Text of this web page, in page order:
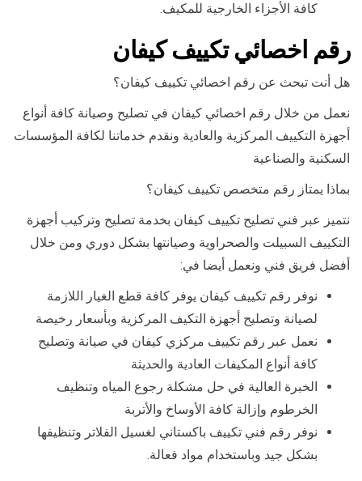
كافة الأجزاء الخارجية للمكيف.
رقم اخصائي تكييف كيفان
هل أنت تبحث عن رقم اخصائي تكييف كيفان؟
نعمل من خلال رقم اخصائي كيفان في تصليح وصيانة كافة أنواع
أجهزة التكييف المركزية والعادية ونقدم خدماتنا لكافة المؤسسات
السكنية والصناعية
بماذا يمتاز رقم متخصص تكييف كيفان؟
نتميز عبر فني تصليح تكييف كيفان بخدمة تصليح وتركيب أجهزة
التكييف السبيلت والصحراوية وصيانتها بشكل دوري ومن خلال
أفضل فريق فني ونعمل أيضا في:
نوفر رقم تكييف كيفان يوفر كافة قطع الغيار اللازمة
لصيانة وتصليح أجهزة التكيف المركزية وبأسعار رخيصة
نعمل عبر رقم تكييف مركزي كيفان في صيانة وتصليح
كافة أنواع المكيفات العادية والحديثة
الخبرة العالية في حل مشكلة رجوع المياه وتنظيف
الخرطوم وإزالة كافة الأوساخ والأتربة
نوفر رقم فني تكييف باكستاني لغسيل الفلاتر وتنظيفها
بشكل جيد وباستخدام مواد فعالة.